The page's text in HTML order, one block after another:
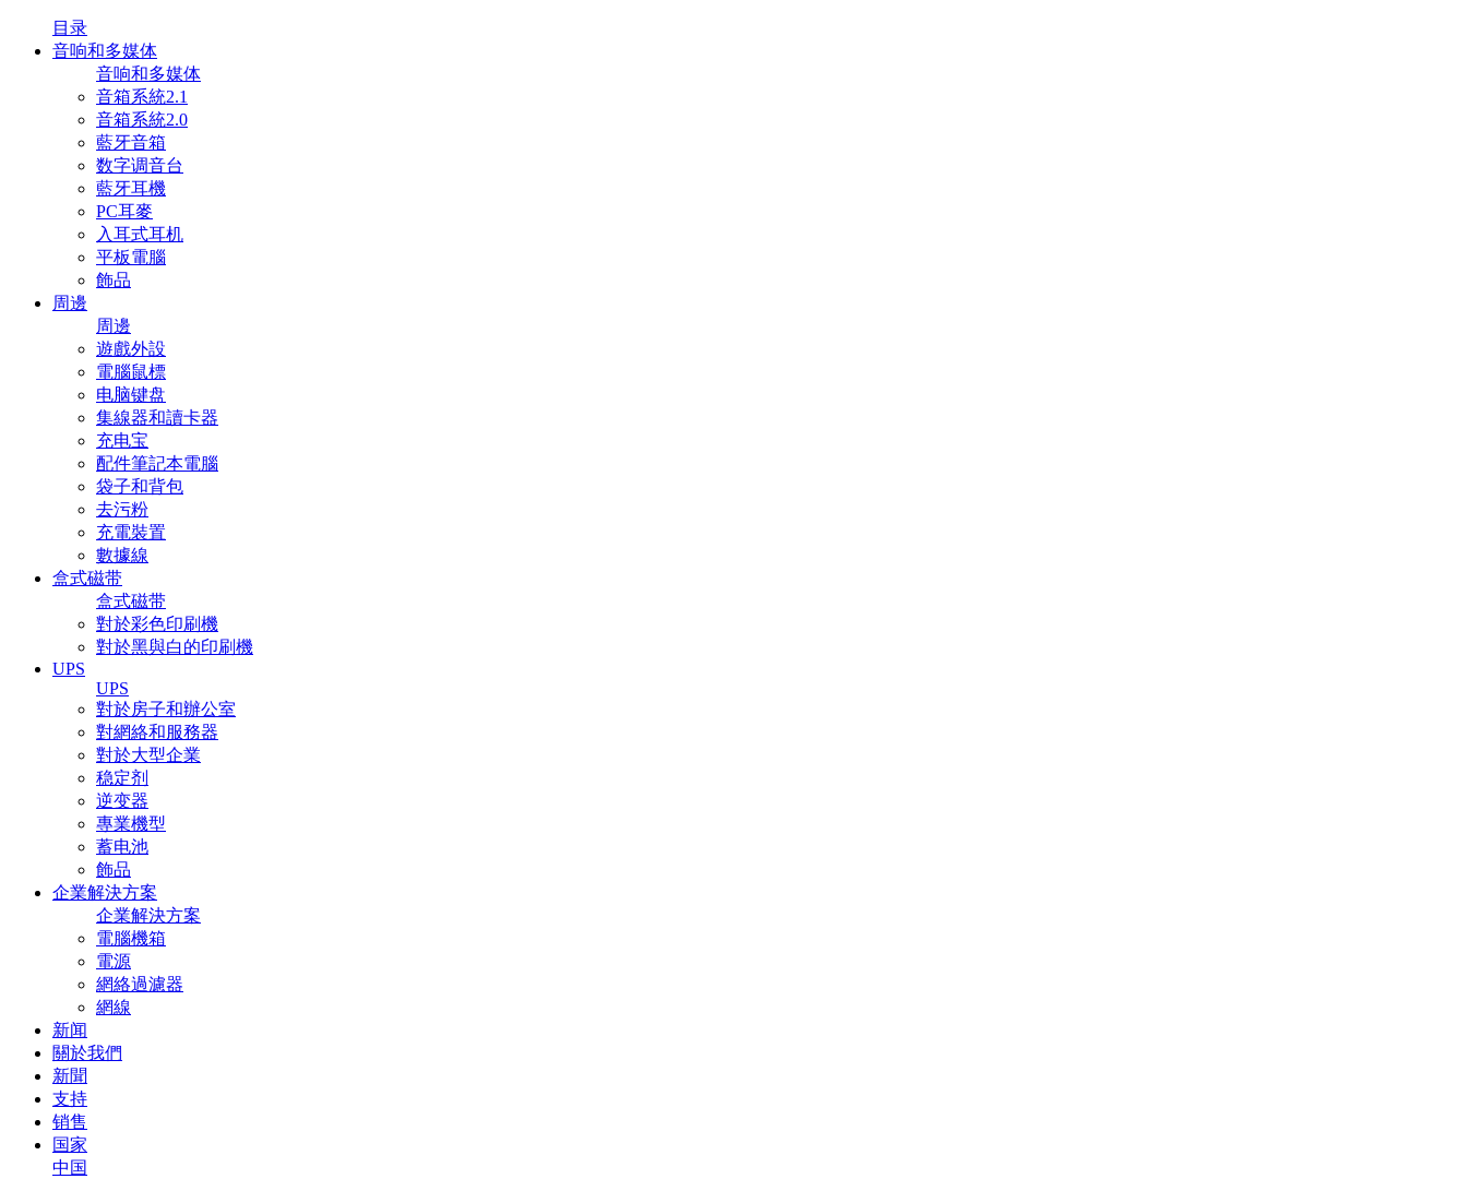
目录
音响和多媒体
音响和多媒体
音箱系統2.1
音箱系統2.0
藍牙音箱
数字调音台
藍牙耳機
PC耳麥
入耳式耳机
平板電腦
飾品
周邊
周邊
遊戲外設
電腦鼠標
电脑键盘
集線器和讀卡器
充电宝
配件筆記本電腦
袋子和背包
去污粉
充電裝置
數據線
盒式磁带
盒式磁带
對於彩色印刷機
對於黑與白的印刷機
UPS
UPS
對於房子和辦公室
對網絡和服務器
對於大型企業
稳定剂
逆变器
專業機型
蓄电池
飾品
企業解決方案
企業解決方案
電腦機箱
電源
網絡過濾器
網線
新闻
關於我們
新聞
支持
销售
国家
中国